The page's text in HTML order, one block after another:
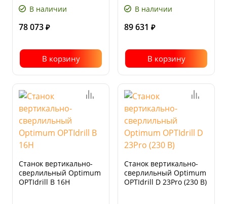
Количество
скоростей
В наличии
78 073 ₽
В корзину
Количество
скоростей
В наличии
89 631 ₽
В корзину
Станок вертикально-
сверлильный Optimum
OPTIdrill B 16H
Станок вертикально-
сверлильный Optimum
OPTIdrill D 23Pro (230 В)